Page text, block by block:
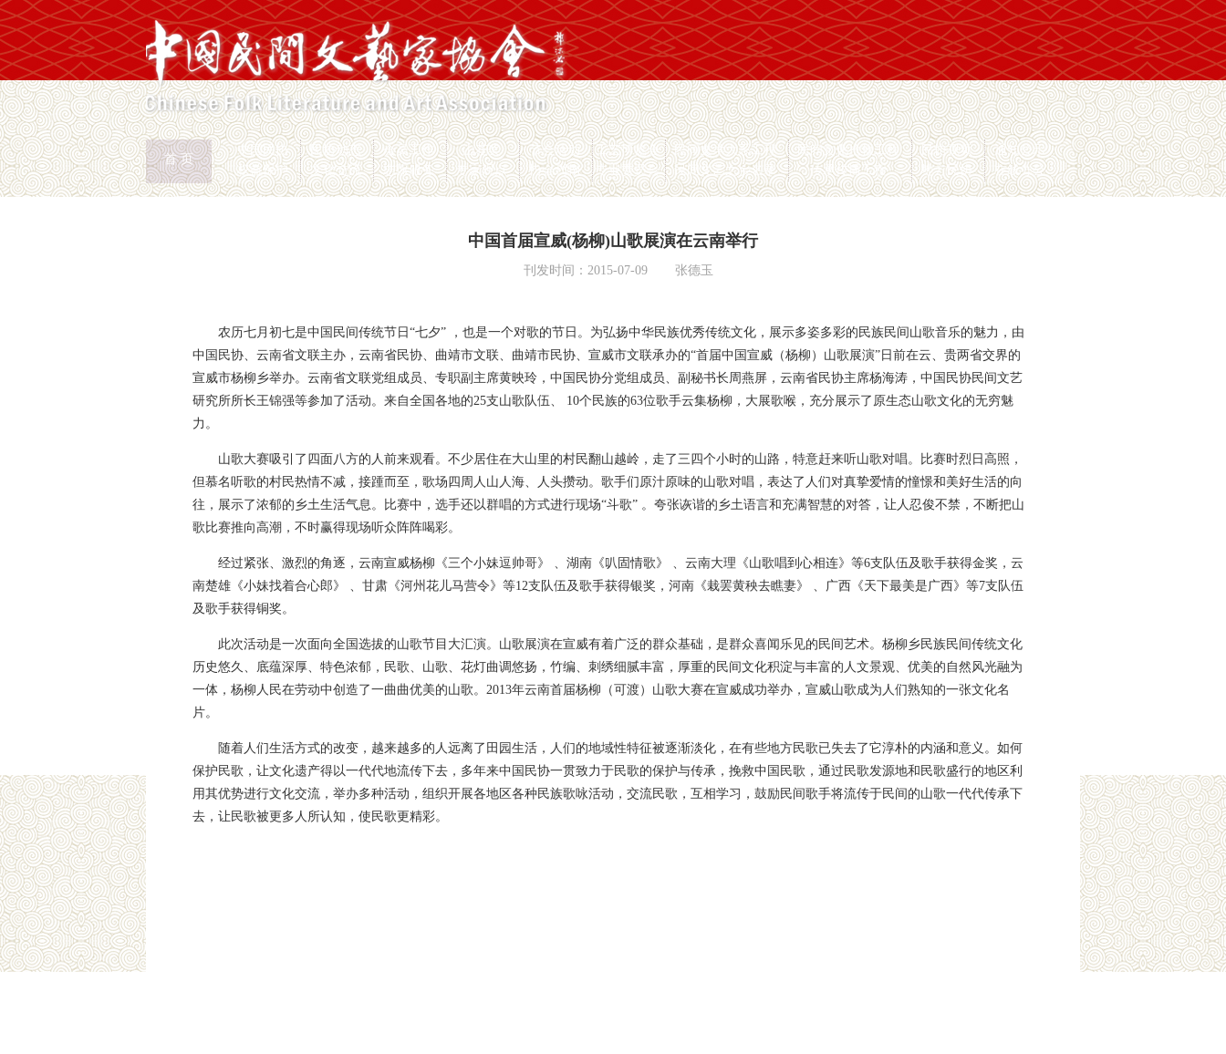
首 页
中国民协 民协动态 会员工作 山花奖 节会活动 工艺博览会 民间文学大系工程 民间文化抢救工程 民协视频
通知公示
权益保护
文化交流 志愿服务 专家观点 协会刊物 专业委员会 民间文艺之乡名录 传承传播工程 地方民协 在线办公
首页 新闻页
中国首届宣威(杨柳)山歌展演在云南举行
刊发时间：2015-07-09 张德玉
农历七月初七是中国民间传统节日“七夕” ，也是一个对歌的节日。为弘扬中华民族优秀传统文化，展示多姿多彩的民族民间山歌音乐的魅力，由
中国民协、云南省文联主办，云南省民协、曲靖市文联、曲靖市民协、宣威市文联承办的“首届中国宣威（杨柳）山歌展演”日前在云、贵两省交界的
宣威市杨柳乡举办。云南省文联党组成员、专职副主席黄映玲，中国民协分党组成员、副秘书长周燕屏，云南省民协主席杨海涛，中国民协民间文艺
研究所所长王锦强等参加了活动。来自全国各地的25支山歌队伍、 10个民族的63位歌手云集杨柳，大展歌喉，充分展示了原生态山歌文化的无穷魅
力。
山歌大赛吸引了四面八方的人前来观看。不少居住在大山里的村民翻山越岭，走了三四个小时的山路，特意赶来听山歌对唱。比赛时烈日高照，
但慕名听歌的村民热情不减，接踵而至，歌场四周人山人海、人头攒动。歌手们原汁原味的山歌对唱，表达了人们对真挚爱情的憧憬和美好生活的向
往，展示了浓郁的乡土生活气息。比赛中，选手还以群唱的方式进行现场“斗歌” 。夸张诙谐的乡土语言和充满智慧的对答，让人忍俊不禁，不断把山
歌比赛推向高潮，不时赢得现场听众阵阵喝彩。
经过紧张、激烈的角逐，云南宣威杨柳《三个小妹逗帅哥》 、湖南《叭固情歌》 、云南大理《山歌唱到心相连》等6支队伍及歌手获得金奖，云
南楚雄《小妹找着合心郎》 、甘肃《河州花儿马营令》等12支队伍及歌手获得银奖，河南《栽罢黄秧去瞧妻》 、广西《天下最美是广西》等7支队伍
及歌手获得铜奖。
此次活动是一次面向全国选拔的山歌节目大汇演。山歌展演在宣威有着广泛的群众基础，是群众喜闻乐见的民间艺术。杨柳乡民族民间传统文化
历史悠久、底蕴深厚、特色浓郁，民歌、山歌、花灯曲调悠扬，竹编、刺绣细腻丰富，厚重的民间文化积淀与丰富的人文景观、优美的自然风光融为
一体，杨柳人民在劳动中创造了一曲曲优美的山歌。2013年云南首届杨柳（可渡）山歌大赛在宣威成功举办，宣威山歌成为人们熟知的一张文化名
片。
随着人们生活方式的改变，越来越多的人远离了田园生活，人们的地域性特征被逐渐淡化，在有些地方民歌已失去了它淳朴的内涵和意义。如何
保护民歌，让文化遗产得以一代代地流传下去，多年来中国民协一贯致力于民歌的保护与传承，挽救中国民歌，通过民歌发源地和民歌盛行的地区利
用其优势进行文化交流，举办多种活动，组织开展各地区各种民族歌咏活动，交流民歌，互相学习，鼓励民间歌手将流传于民间的山歌一代代传承下
去，让民歌被更多人所认知，使民歌更精彩。